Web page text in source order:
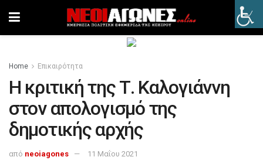
Home Επικαιρότητα
Η κριτική της Τ. Καλογιάννη
στον απολογισμό της
δημοτικής αρχής
από neoiagones 11 Μαΐου 2021